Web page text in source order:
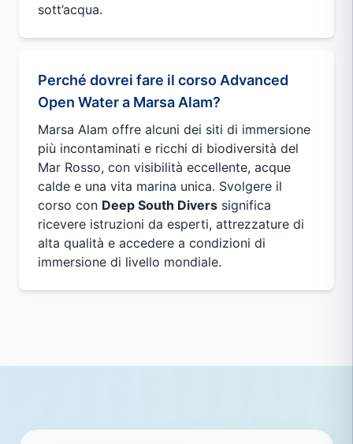
sott’acqua.
Perché dovrei fare il corso Advanced
Open Water a Marsa Alam?
Marsa Alam offre alcuni dei siti di immersione
più incontaminati e ricchi di biodiversità del
Mar Rosso, con visibilità eccellente, acque
calde e una vita marina unica. Svolgere il
corso con Deep South Divers significa
ricevere istruzioni da esperti, attrezzature di
alta qualità e accedere a condizioni di
immersione di livello mondiale.